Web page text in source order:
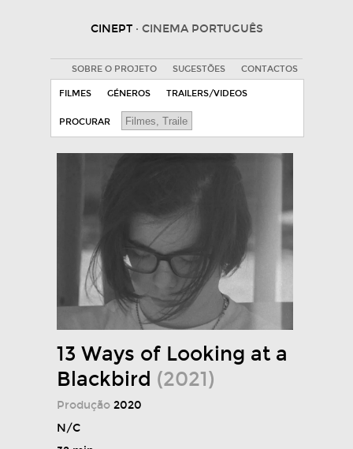
CINEPT · CINEMA PORTUGUÊS
SOBRE O PROJETO SUGESTÕES CONTACTOS
FILMES GÉNEROS TRAILERS/VIDEOS
PROCURAR
13 Ways of Looking at a
Blackbird (2021)
Produção 2020
N/C